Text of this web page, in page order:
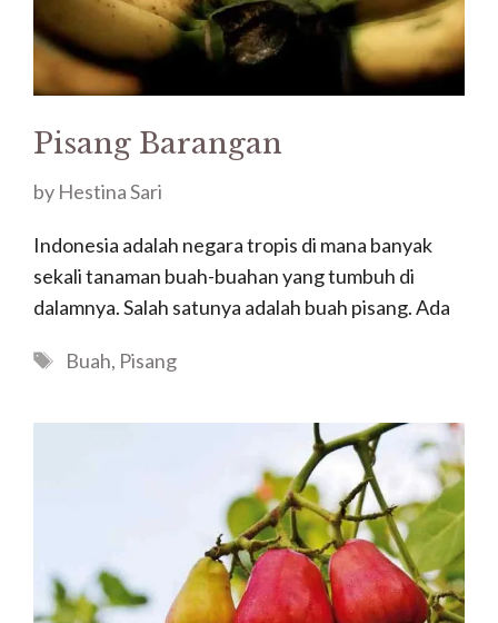
Pisang Barangan
by Hestina Sari
Indonesia adalah negara tropis di mana banyak
sekali tanaman buah-buahan yang tumbuh di
dalamnya. Salah satunya adalah buah pisang. Ada
Tags
Buah, Pisang